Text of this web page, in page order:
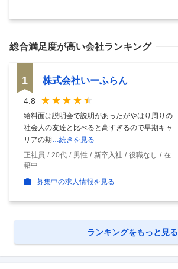
総合満足度が高い会社ランキング
1 株式会社いーふらん
4.8
給料面は説明会で説明があったがやはり周りの
社会人の友達と比べると高すぎるので早期キャ
リアの期…続きを見る
正社員
20代 男性 新卒入社 役職なし
在
籍中
募集中の求人情報を見る
ランキングをもっと見る